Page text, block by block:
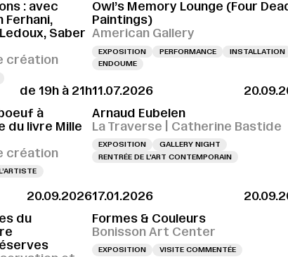
: avec
Ferhani,
Saber
création
Owl’s Memory Lounge (Four
Paintings)
American Gallery
EXPOSITION PERFORMANCE
INSTALLATION
ENDOUME
de 19h à 21h
à
du livre Mille
création
11.07.2026
Arnaud Eubelen
La Traverse | Catherine Bastide
EXPOSITION
GALLERY NIGHT
RENTRÉE DE L'ART CONTEMPORAIN
20.09.2026
du
17.01.2026
Formes & Couleurs
Bonisson Art Center
EXPOSITION VISITE COMMENTÉE